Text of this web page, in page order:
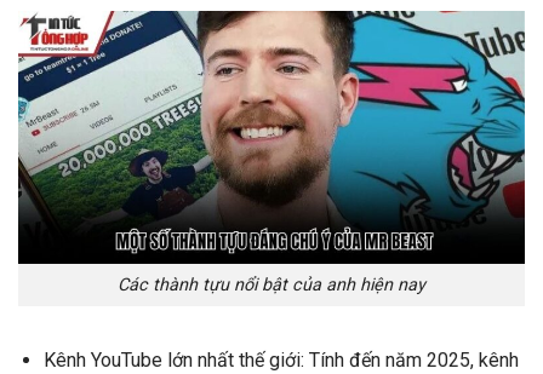
Các thành tựu nổi bật của anh hiện nay
Kênh YouTube lớn nhất thế giới: Tính đến năm 2025, kênh